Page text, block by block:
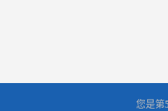
您是第